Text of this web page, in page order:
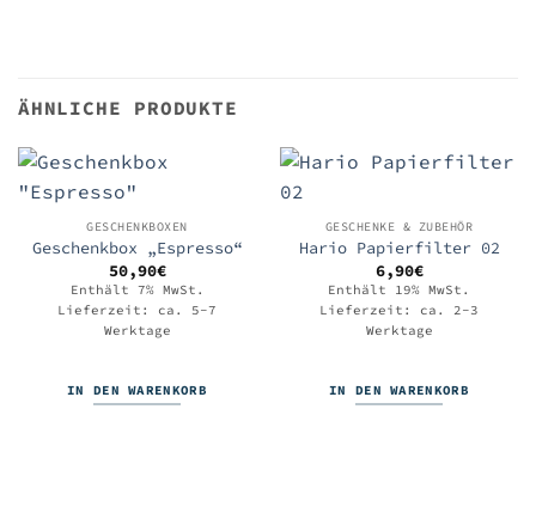
ÄHNLICHE PRODUKTE
GESCHENKBOXEN
Geschenkbox „Espresso“
50,90€
Enthält 7% MwSt.
Lieferzeit: ca. 5-7
Werktage
IN DEN WARENKORB
GESCHENKE & ZUBEHÖR
Hario Papierfilter 02
6,90€
Enthält 19% MwSt.
Lieferzeit: ca. 2-3
Werktage
IN DEN WARENKORB